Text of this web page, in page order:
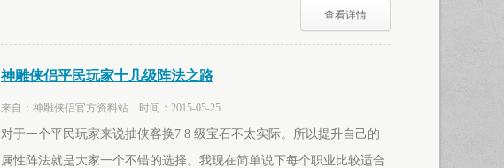
查看详情
神雕侠侣平民玩家十几级阵法之路
来自：神雕侠侣官方资料站 时间：2015-05-25
对于一个平民玩家来说抽侠客换7 8 级宝石不太实际。所以提升自己的
属性阵法就是大家一个不错的选择。我现在简单说下每个职业比较适合